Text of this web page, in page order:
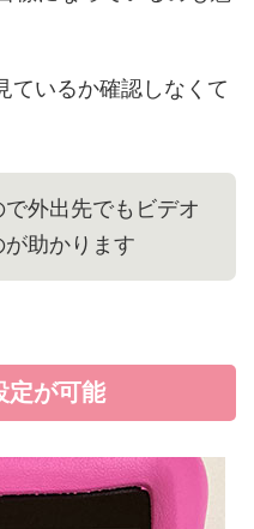
ているか確認しなくて
外出先でもビデオ
助かります
定が可能